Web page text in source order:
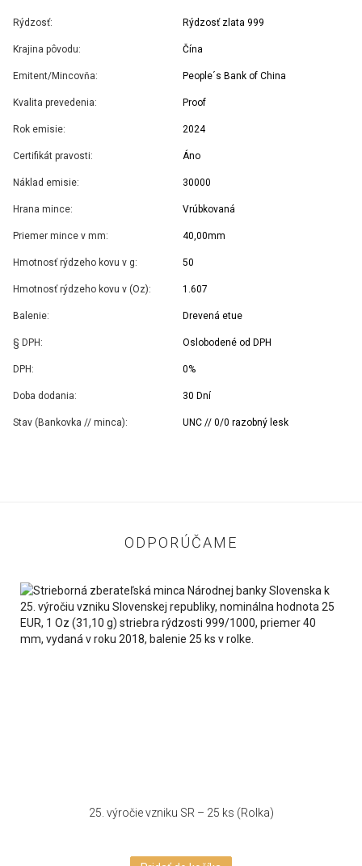
Rýdzosť: Rýdzosť zlata 999
Krajina pôvodu: Čína
Emitent/Mincovňa: People´s Bank of China
Kvalita prevedenia: Proof
Rok emisie: 2024
Certifikát pravosti: Áno
Náklad emisie: 30000
Hrana mince: Vrúbkovaná
Priemer mince v mm: 40,00mm
Hmotnosť rýdzeho kovu v g: 50
Hmotnosť rýdzeho kovu v (Oz): 1.607
Balenie: Drevená etue
§ DPH: Oslobodené od DPH
DPH: 0%
Doba dodania: 30 Dní
Stav (Bankovka // minca): UNC // 0/0 razobný lesk
ODPORÚČAME
25. výročie vzniku SR – 25 ks (Rolka)